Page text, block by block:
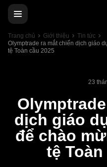
Trang chủ Giới thiệu
Tin tức
Olymptrade ra mắt chiến dịch giáo
tệ Toàn cầu 2025
23
dịch giáo
để chào
tệ Toàn